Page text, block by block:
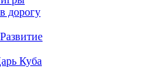
дорогу
Куба